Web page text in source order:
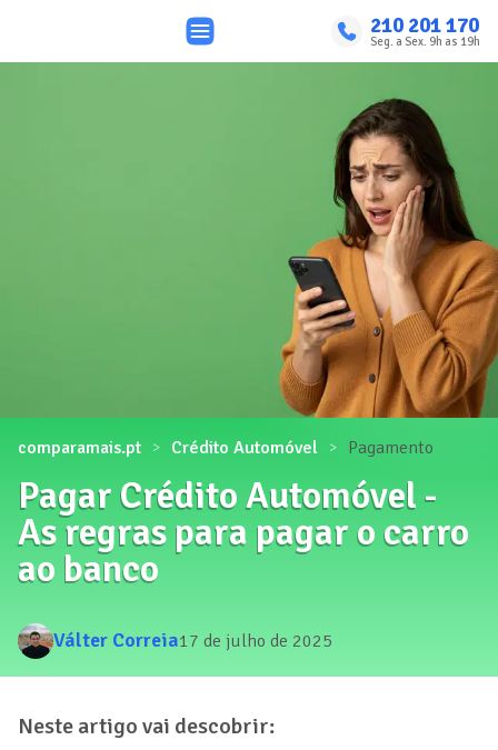
210 201 170
Seg. a Sex. 9h as 19h
comparamais.pt Crédito Automóvel Pagamento
Pagar Crédito Automóvel -
As regras para pagar o carro
ao banco
Válter Correia17 de julho de 2025
Neste artigo vai descobrir: